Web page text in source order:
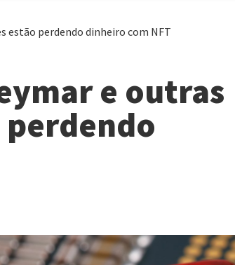
estão perdendo dinheiro com NFT
e outras